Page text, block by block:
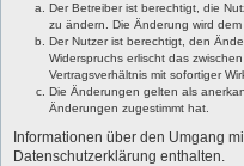
Der Betreiber ist berechtigt, die
zu ändern. Die Änderung wird dem
Der Nutzer ist berechtigt, den
Widerspruchs erlischt das
Vertragsverhältnis mit sofortiger
Die Änderungen gelten als
Änderungen zugestimmt hat.
Informationen über den Umgang
Datenschutzerklärung enthalten.